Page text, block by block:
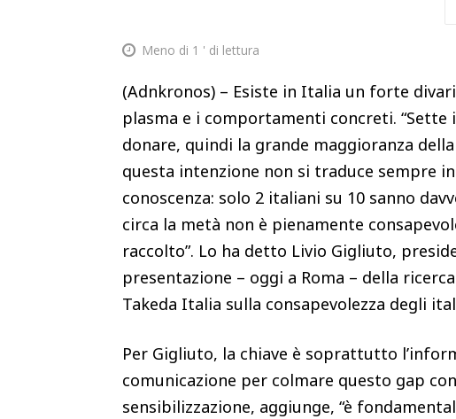
Meno di 1 ' di lettura
(Adnkronos) – Esiste in Italia un forte
plasma e i comportamenti concreti.
donare, quindi la grande maggioranza
questa intenzione non si traduce sempre
conoscenza: solo 2 italiani su 10 sanno
circa la metà non è pienamente
raccolto”. Lo ha detto Livio Gigliuto,
presentazione – oggi a Roma – della
Takeda Italia sulla consapevolezza degli
Per Gigliuto, la chiave è soprattutto
comunicazione per colmare questo gap
sensibilizzazione, aggiunge, “è